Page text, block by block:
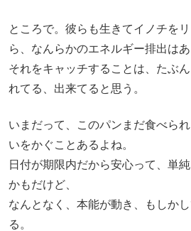
ところで。彼らも生きてイノチを
ら、なんらかのエネルギー排出はあ
それをキャッチすることは、たぶ
れてる、出来てると思う。
いまだって、このパンまだ食べら
いをかぐことあるよね。
日付が期限内だから安心って、単
かもだけど、
なんとなく、本能が動き、もしか
る。